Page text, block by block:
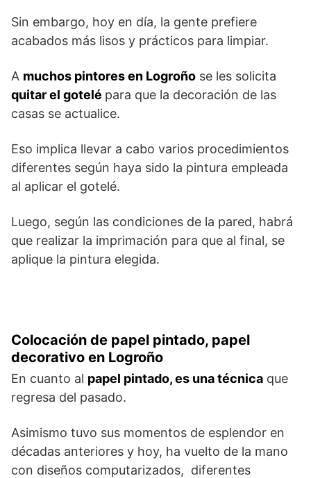
Sin embargo, hoy en día, la gente prefiere
acabados más lisos y prácticos para limpiar.
A muchos pintores en Logroño se les solicita
quitar el gotelé para que la decoración de las
casas se actualice.
Eso implica llevar a cabo varios procedimientos
diferentes según haya sido la pintura empleada
al aplicar el gotelé.
Luego, según las condiciones de la pared, habrá
que realizar la imprimación para que al final, se
aplique la pintura elegida.
Colocación de papel pintado, papel
decorativo en Logroño
En cuanto al papel pintado, es una técnica que
regresa del pasado.
Asimismo tuvo sus momentos de esplendor en
décadas anteriores y hoy, ha vuelto de la mano
con diseños computarizados, diferentes